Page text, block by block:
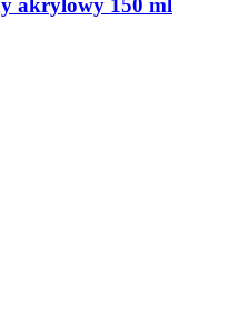
akrylowy 150 ml